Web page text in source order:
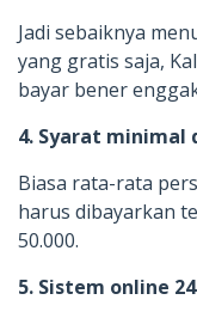
Jadi sebaiknya
yang gratis saja,
bayar bener
4. Syarat minimal
Biasa rata-rata
harus dibayarkan
50.000.
5. Sistem online